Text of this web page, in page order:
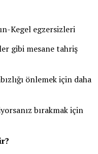
Kegel egzersizleri
gibi mesane tahriş
önlemek için daha
bırakmak için